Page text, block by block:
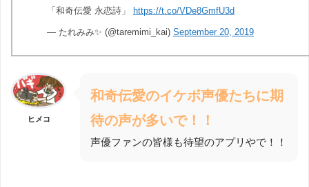
「和奇伝愛 永恋詩」 https://t.co/VDe8GmfU3d
— たれみみ✨ (@taremimi_kai) September 20, 2019
ヒメコ
和奇伝愛のイケボ声優たちに期
待の声が多いで！！
声優ファンの皆様も待望のアプリやで！！